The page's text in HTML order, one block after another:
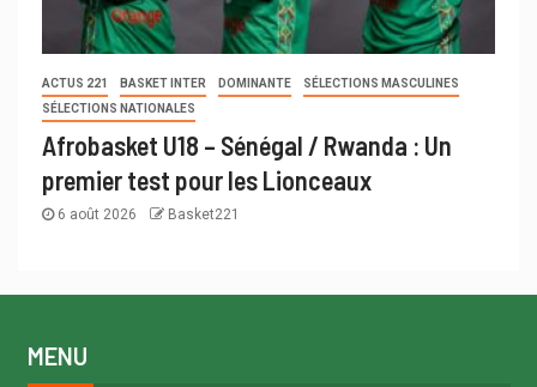
ACTUS 221 BASKET INTER DOMINANTE
SÉLECTIONS MASCULINES
SÉLECTIONS NATIONALES
Afrobasket U18 – Sénégal / Rwanda : Un
premier test pour les Lionceaux
6 août 2026 Basket221
MENU